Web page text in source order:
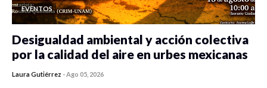
EVENTOS
Desigualdad ambiental y acción colectiva
por la calidad del aire en urbes mexicanas
Laura Gutiérrez -Ago 05, 2026